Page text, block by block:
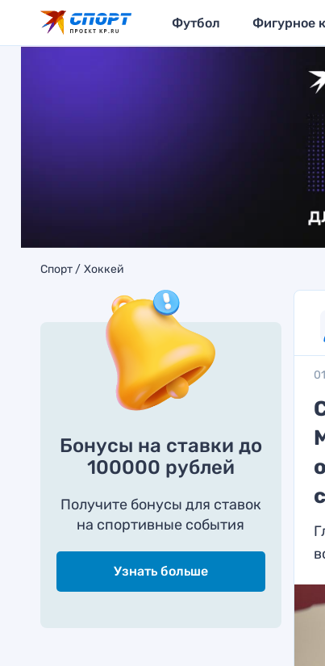
Футбол Фигурное
Спорт Хоккей
Бонусы на ставки до
100000 рублей
Получите бонусы для ставок
на спортивные события
Узнать больше